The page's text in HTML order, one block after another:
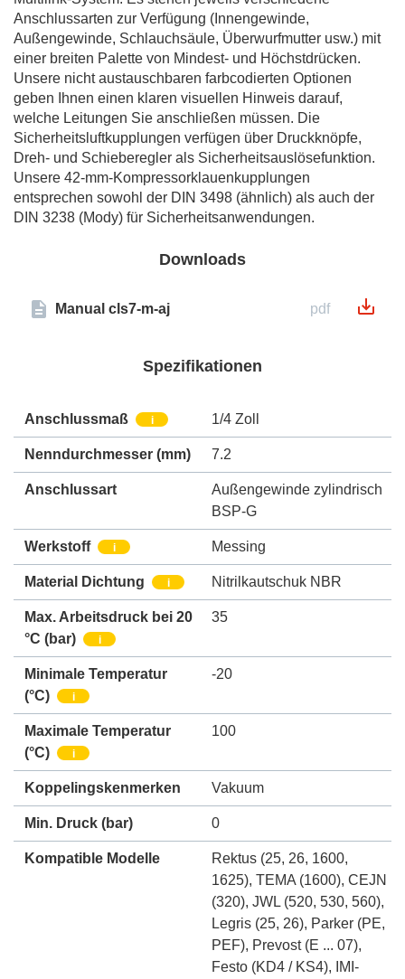
Anschlussarten zur Verfügung (Innengewinde,
Außengewinde, Schlauchsäule, Überwurfmutter usw.) mit
einer breiten Palette von Mindest- und Höchstdrücken.
Unsere nicht austauschbaren farbcodierten Optionen
geben Ihnen einen klaren visuellen Hinweis darauf,
welche Leitungen Sie anschließen müssen. Die
Sicherheitsluftkupplungen verfügen über Druckknöpfe,
Dreh- und Schieberegler als Sicherheitsauslösefunktion.
Unsere 42-mm-Kompressorklauenkupplungen
entsprechen sowohl der DIN 3498 (ähnlich) als auch der
DIN 3238 (Mody) für Sicherheitsanwendungen.
Downloads
Manual cls7-m-aj pdf
Spezifikationen
Anschlussmaß i 1/4 Zoll
Nenndurchmesser (mm) 7.2
Anschlussart
Außengewinde zylindrisch
BSP-G
Werkstoff i Messing
Material Dichtung i Nitrilkautschuk NBR
Max. Arbeitsdruck bei 20
°C (bar)
i
35
Minimale Temperatur
(°C)
i
-20
Maximale Temperatur
(°C)
i
100
Koppelingskenmerken Vakuum
Min. Druck (bar) 0
Kompatible Modelle
Rektus (25, 26, 1600,
1625), TEMA (1600), CEJN
(320), JWL (520, 530, 560),
Legris (25, 26), Parker (PE,
PEF), Prevost (E ... 07),
Festo (KD4 / KS4),
IMI-